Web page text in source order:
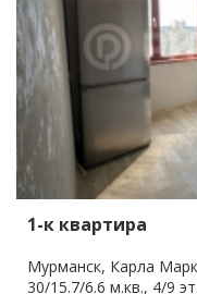
1-к квартира
Мурманск, Карла
30/15.7/6.6 м.кв., 4/9 эт.